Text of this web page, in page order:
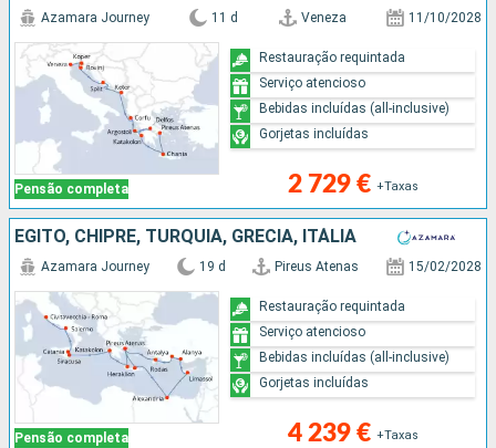
Pensão completa
Azamara Journey 11 d Veneza 11/10/2028
2 729 € +Taxas
Restauração requintada
Serviço atencioso
Bebidas incluídas (all-inclusive)
Gorjetas incluídas
EGITO, CHIPRE, TURQUIA, GRÉCIA, ITÁLIA
Pensão completa
Azamara Journey 19 d Pireus Atenas 15/02/2028
4 239 € +Taxas
Restauração requintada
Serviço atencioso
Bebidas incluídas (all-inclusive)
Gorjetas incluídas